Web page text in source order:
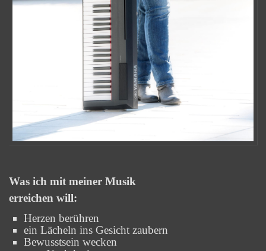
Was ich mit meiner Musik
erreichen will:
Herzen berühren
ein Lächeln ins Gesicht zaubern
Bewusstsein wecken